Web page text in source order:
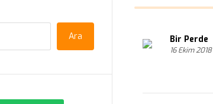
Bir Perde
16 Ekim 2018
Ara